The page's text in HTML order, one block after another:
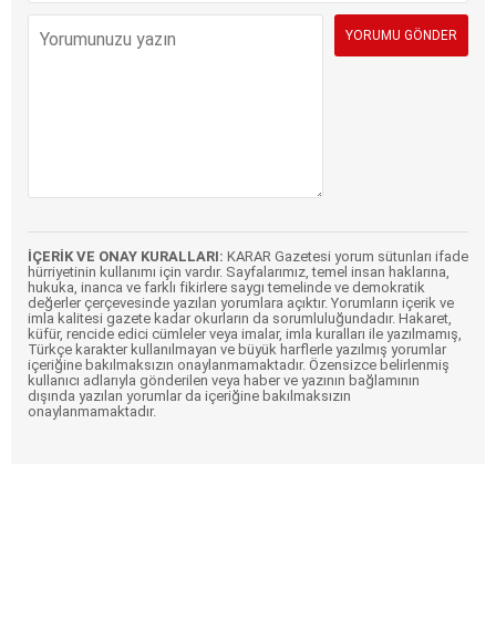
İÇERİK VE ONAY KURALLARI: KARAR Gazetesi yorum sütunları ifade
hürriyetinin kullanımı için vardır. Sayfalarımız, temel insan haklarına,
hukuka, inanca ve farklı fikirlere saygı temelinde ve demokratik
değerler çerçevesinde yazılan yorumlara açıktır. Yorumların içerik ve
imla kalitesi gazete kadar okurların da sorumluluğundadır. Hakaret,
küfür, rencide edici cümleler veya imalar, imla kuralları ile yazılmamış,
Türkçe karakter kullanılmayan ve büyük harflerle yazılmış yorumlar
içeriğine bakılmaksızın onaylanmamaktadır. Özensizce belirlenmiş
kullanıcı adlarıyla gönderilen veya haber ve yazının bağlamının
dışında yazılan yorumlar da içeriğine bakılmaksızın
onaylanmamaktadır.